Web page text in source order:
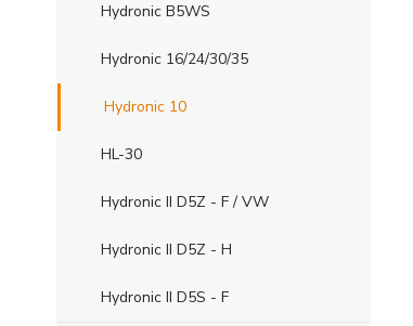
Hydronic B5WS
Hydronic 16/24/30/35
Hydronic 10
HL-30
Hydronic II D5Z - F / VW
Hydronic II D5Z - H
Hydronic II D5S - F